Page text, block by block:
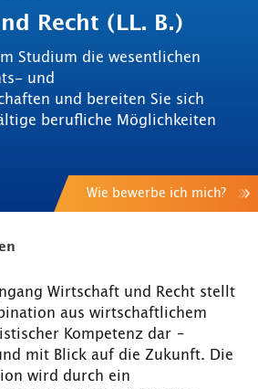
Recht (LL. B.)
Studium die wesentlichen
und
und bereiten Sie sich
berufliche Möglichkeiten
Wie bewerbe ich mich?
Wirtschaft und Recht stellt
aus wirtschaftlichem
Kompetenz dar –
mit Blick auf die Zukunft. Die
wird durch ein